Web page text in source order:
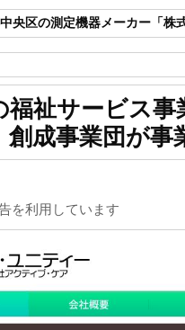
央区の測定機器メーカー「株
創成事業団 特別清算開始
の福祉サービス事業「株式会
福祉サービス
成事業団が事
を利用しています